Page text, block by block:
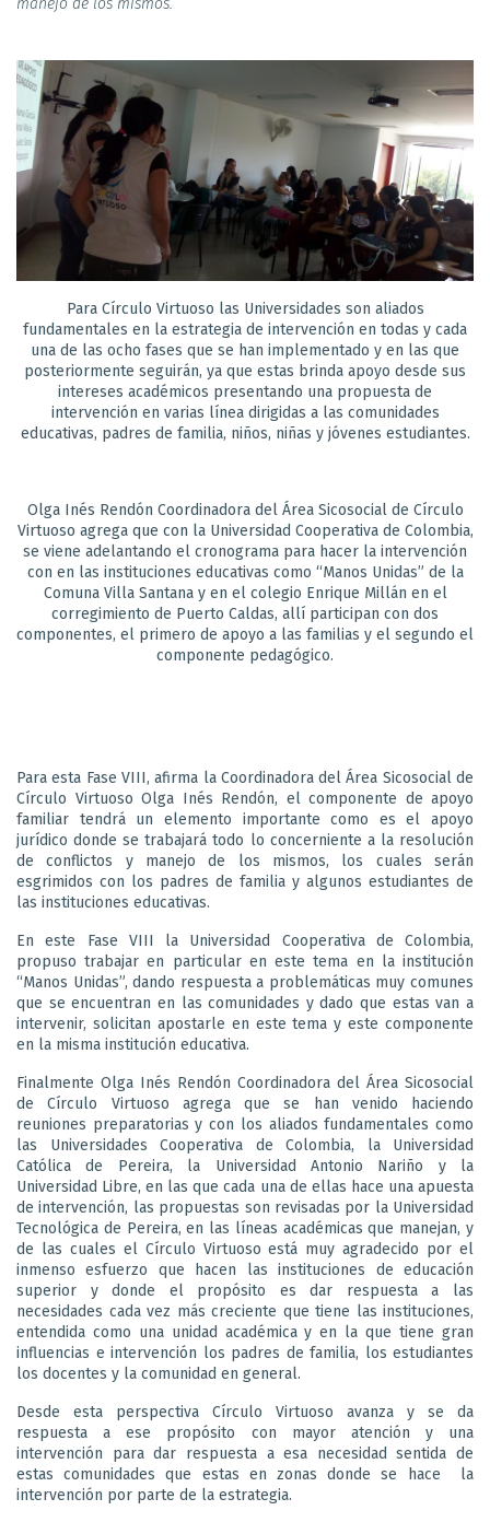
Para Círculo Virtuoso las Universidades son aliados
fundamentales en la estrategia de intervención en todas y cada
una de las ocho fases que se han implementado y en las que
posteriormente seguirán, ya que estas brinda apoyo desde sus
intereses académicos presentando una propuesta de
intervención en varias línea dirigidas a las comunidades
educativas, padres de familia, niños, niñas y jóvenes estudiantes.
Olga Inés Rendón Coordinadora del Área Sicosocial de Círculo
Virtuoso agrega que con la Universidad Cooperativa de Colombia,
se viene adelantando el cronograma para hacer la intervención
con en las instituciones educativas como “Manos Unidas” de la
Comuna Villa Santana y en el colegio Enrique Millán en el
corregimiento de Puerto Caldas, allí participan con dos
componentes, el primero de apoyo a las familias y el segundo el
componente pedagógico.
Para esta Fase VIII, afirma la Coordinadora del Área Sicosocial de
Círculo Virtuoso Olga Inés Rendón, el componente de apoyo
familiar tendrá un elemento importante como es el apoyo
jurídico donde se trabajará todo lo concerniente a la resolución
de conflictos y manejo de los mismos, los cuales serán
esgrimidos con los padres de familia y algunos estudiantes de
las instituciones educativas.
En este Fase VIII la Universidad Cooperativa de Colombia,
propuso trabajar en particular en este tema en la institución
“Manos Unidas”, dando respuesta a problemáticas muy comunes
que se encuentran en las comunidades y dado que estas van a
intervenir, solicitan apostarle en este tema y este componente
en la misma institución educativa.
Finalmente Olga Inés Rendón Coordinadora del Área Sicosocial
de Círculo Virtuoso agrega que se han venido haciendo
reuniones preparatorias y con los aliados fundamentales como
las Universidades Cooperativa de Colombia, la Universidad
Católica de Pereira, la Universidad Antonio Nariño y la
Universidad Libre, en las que cada una de ellas hace una apuesta
de intervención, las propuestas son revisadas por la Universidad
Tecnológica de Pereira, en las líneas académicas que manejan, y
de las cuales el Círculo Virtuoso está muy agradecido por el
inmenso esfuerzo que hacen las instituciones de educación
superior y donde el propósito es dar respuesta a las
necesidades cada vez más creciente que tiene las instituciones,
entendida como una unidad académica y en la que tiene gran
influencias e intervención los padres de familia, los estudiantes
los docentes y la comunidad en general.
Desde esta perspectiva Círculo Virtuoso avanza y se da
respuesta a ese propósito con mayor atención y una
intervención para dar respuesta a esa necesidad sentida de
estas comunidades que estas en zonas donde se hace la
intervención por parte de la estrategia.